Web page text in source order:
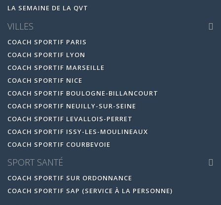
LA SEMAINE DE LA QVT
VILLES
COACH SPORTIF PARIS
COACH SPORTIF LYON
COACH SPORTIF MARSEILLE
COACH SPORTIF NICE
COACH SPORTIF BOULOGNE-BILLANCOURT
COACH SPORTIF NEUILLY-SUR-SEINE
COACH SPORTIF LEVALLOIS-PERRET
COACH SPORTIF ISSY-LES-MOULINEAUX
COACH SPORTIF COURBEVOIE
SPORT SANTÉ
COACH SPORTIF SUR ORDONNANCE
COACH SPORTIF SAP (SERVICE À LA PERSONNE)